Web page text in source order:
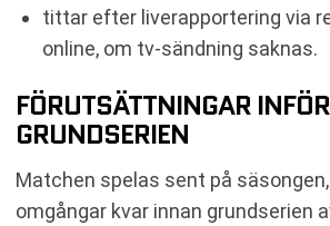
tittar efter liverapportering via
online, om tv-sändning saknas.
FÖRUTSÄTTNINGAR
GRUNDSERIEN
Matchen spelas sent på
omgångar kvar innan grundserien